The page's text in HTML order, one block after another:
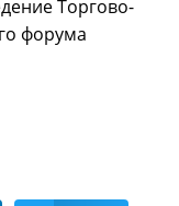
Торгово-
форума